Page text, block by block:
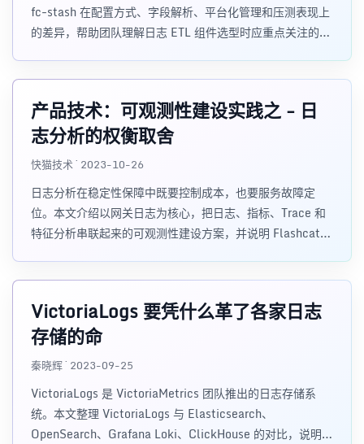
fc-stash 在配置方式、字段解析、平台化管理和压测表现上
的差异，帮助团队理解日志 ETL 组件选型时应重点关注的功
产品技术：可观测性建设实践之 - 日
志分析的权衡取舍
快猫技术 · 2023-10-26
日志分析在稳定性保障中既要控制成本，也要服务故障定
位。本文介绍以网关日志为核心，把日志、指标、Trace 和
特征分析串联起来的可观测性建设方案，并说明 Flashcat
VictoriaLogs 要凭什么革了各家日志
存储的命
秦晓辉 · 2023-09-25
VictoriaLogs 是 VictoriaMetrics 团队推出的日志存储系
统。本文整理 VictoriaLogs 与 Elasticsearch、
OpenSearch、Grafana Loki、ClickHouse 的对比，说明它